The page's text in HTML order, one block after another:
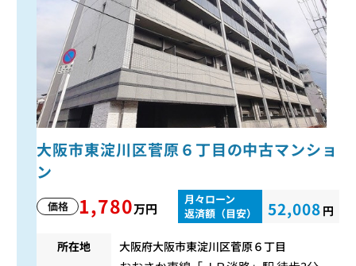
大阪市東淀川区菅原６丁目の中古マンショ
ン
価格 1,780万円
月々ローン
返済額（目安）
52,008 円
所在地
大阪府大阪市東淀川区菅原６丁目